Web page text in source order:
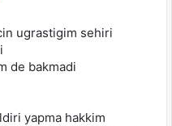
ugrastigim sehiri
de bakmadi
yapma hakkim